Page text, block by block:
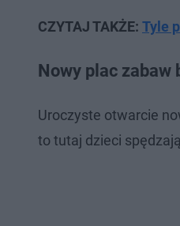
CZYTAJ TAKŻE: Tyle
Nowy plac zabaw
Uroczyste otwarcie
to tutaj dzieci